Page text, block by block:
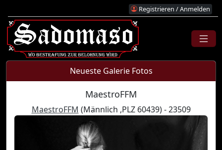
Registrieren / Anmelden
Neueste Galerie Fotos
MaestroFFM
MaestroFFM (Männlich ,PLZ 60439) - 23509